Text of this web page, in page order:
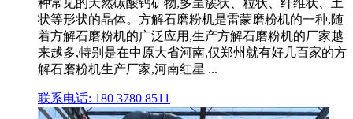
种常见的天然碳酸钙矿物,多呈簇状、粒状、纤维状、土
状等形状的晶体。方解石磨粉机是雷蒙磨粉机的一种,随
着方解石磨粉机的广泛应用,生产方解石磨粉机的厂家越
来越多,特别是在中原大省河南,仅郑州就有好几百家的方
解石磨粉机生产厂家,河南红星 ...
联系电话: 180 3780 8511